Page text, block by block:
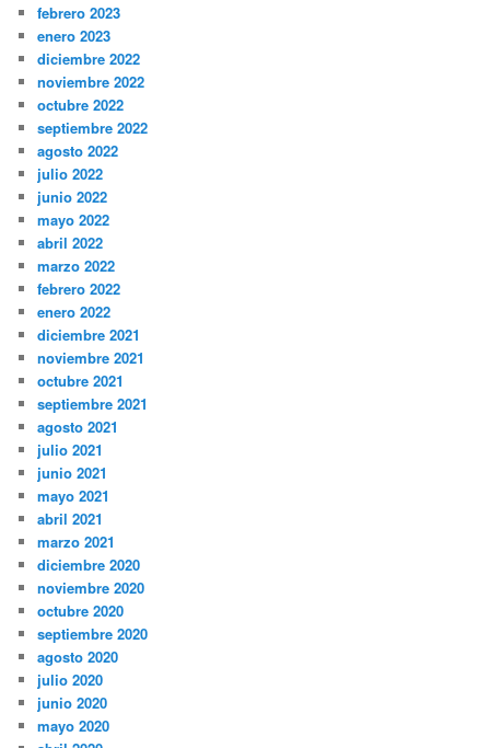
febrero 2023
enero 2023
diciembre 2022
noviembre 2022
octubre 2022
septiembre 2022
agosto 2022
julio 2022
junio 2022
mayo 2022
abril 2022
marzo 2022
febrero 2022
enero 2022
diciembre 2021
noviembre 2021
octubre 2021
septiembre 2021
agosto 2021
julio 2021
junio 2021
mayo 2021
abril 2021
marzo 2021
diciembre 2020
noviembre 2020
octubre 2020
septiembre 2020
agosto 2020
julio 2020
junio 2020
mayo 2020